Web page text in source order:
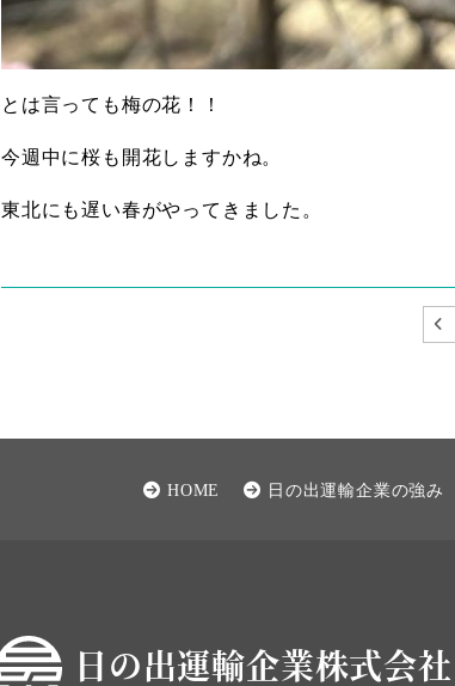
とは言っても梅の花！！
今週中に桜も開花しますかね。
東北にも遅い春がやってきました。
HOME 日の出運輸企業の強み
日の出運輸企業株式会社